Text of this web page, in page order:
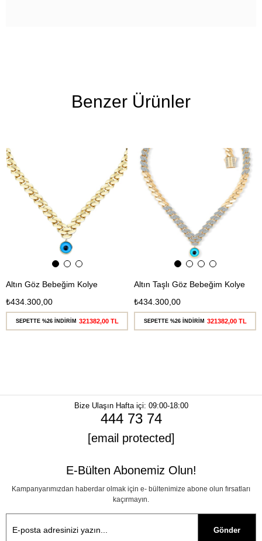
Benzer Ürünler
Altın Göz Bebeğim Kolye
₺434.300,00
Ücretsiz
Kargo
SEPETTE %26 İNDİRİM 321382,00 TL
Altın Taşlı Göz Bebeğim Kolye
₺434.300,00
Ücretsiz
Kargo
SEPETTE %26 İNDİRİM 321382,00 TL
Bize Ulaşın
444 73 74
[email protected]
Hafta içi: 09:00-18:00
E-Bülten Abonemiz Olun!
Kampanyarımızdan haberdar olmak için e- bültenimize abone olun fırsatları
kaçırmayın.
Gönder